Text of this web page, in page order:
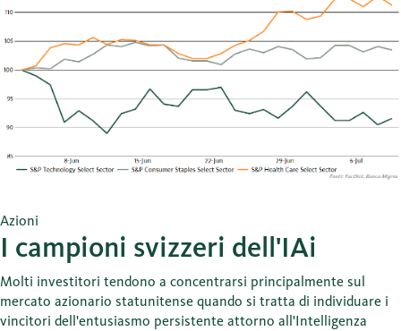
Azioni
I campioni svizzeri dell'IAi
Molti investitori tendono a concentrarsi principalmente sul
mercato azionario statunitense quando si tratta di individuare i
vincitori dell'entusiasmo persistente attorno all'Intelligenza